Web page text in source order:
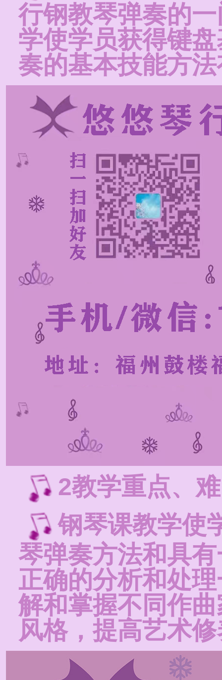
行钢教琴弹奏的
学使学员获得键
奏的基本技能方
2教学重点、
钢琴课教学使
琴弹奏方法和具
正确的分析和处
解和掌握不同作
风格，提高艺术